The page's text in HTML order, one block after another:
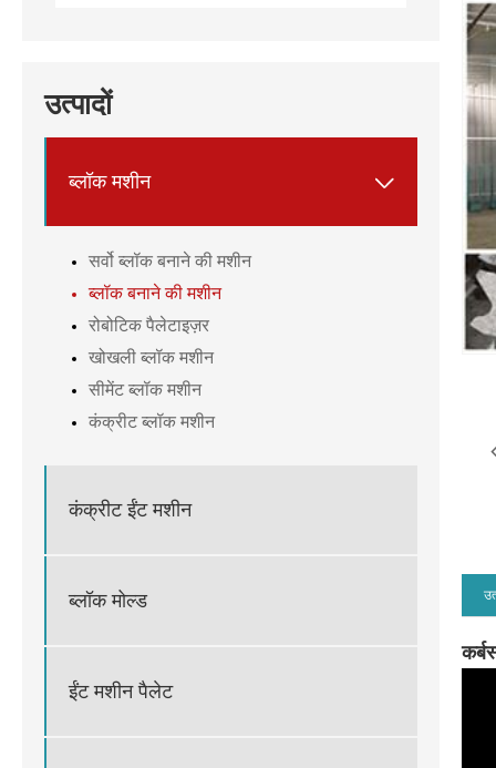
उत्पादों
ब्लॉक मशीन 
सर्वो ब्लॉक बनाने की मशीन
ब्लॉक बनाने की मशीन
रोबोटिक पैलेटाइज़र
खोखली ब्लॉक मशीन
सीमेंट ब्लॉक मशीन
कंक्रीट ब्लॉक मशीन
कंक्रीट ईंट मशीन
ब्लॉक मोल्ड
ईंट मशीन पैलेट